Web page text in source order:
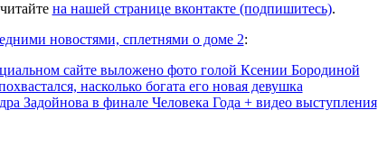
на нашей странице вконтакте (подпишитесь).
новостями, сплетнями о доме 2:
сайте выложено фото голой Ксении Бородиной
насколько богата его новая девушка
Задойнова в финале Человека Года + видео выступления